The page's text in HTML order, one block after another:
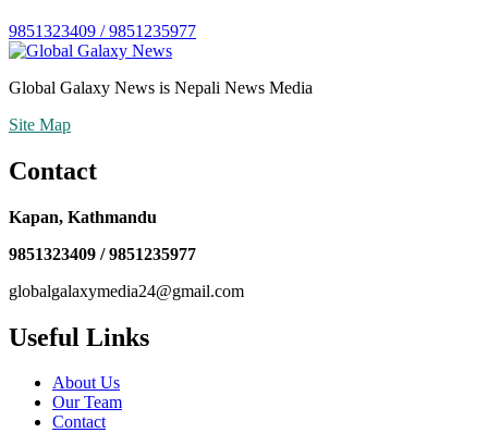
9851323409 / 9851235977
Global Galaxy News is Nepali News Media
Site Map
Contact
Kapan, Kathmandu
9851323409 / 9851235977
globalgalaxymedia24@gmail.com
Useful Links
About Us
Our Team
Contact